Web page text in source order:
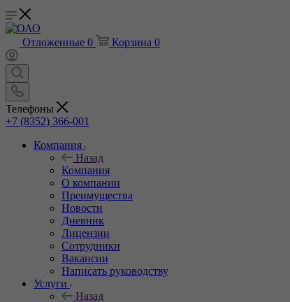
Отложенные 0 Корзина 0
Телефоны
+7 (8352) 366-001
Компания
Назад
Компания
О компании
Преимущества
Новости
Дневник
Лицензии
Сотрудники
Вакансии
Написать руководству
Услуги
Назад